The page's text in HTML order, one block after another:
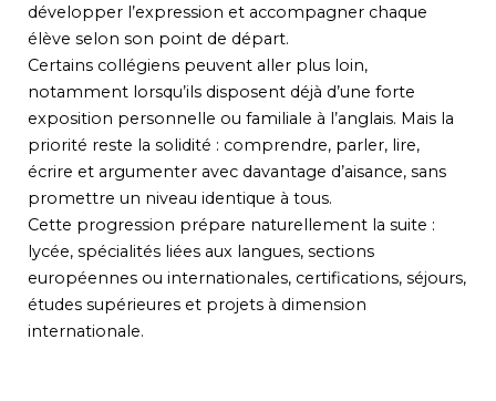
développer l’expression et accompagner chaque
élève selon son point de départ.
Certains collégiens peuvent aller plus loin,
notamment lorsqu’ils disposent déjà d’une forte
exposition personnelle ou familiale à l’anglais. Mais la
priorité reste la solidité : comprendre, parler, lire,
écrire et argumenter avec davantage d’aisance, sans
promettre un niveau identique à tous.
Cette progression prépare naturellement la suite :
lycée, spécialités liées aux langues, sections
européennes ou internationales, certifications, séjours,
études supérieures et projets à dimension
internationale.